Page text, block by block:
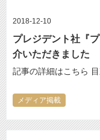
2018-12-10
プレジデント社『
介いただきました
記事の詳細はこちら
メディア掲載